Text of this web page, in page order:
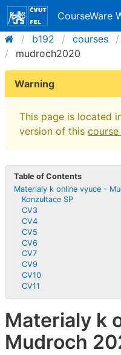
CourseWare
b192
courses
mudroch2020
Warning
This page is located
version of this
Table of Contents
Materialy k online vyuce -
Konzultace SP
CV3
CV4
CV5
CV6
CV7
CV9
CV10
CV11
Materialy k
Mudroch